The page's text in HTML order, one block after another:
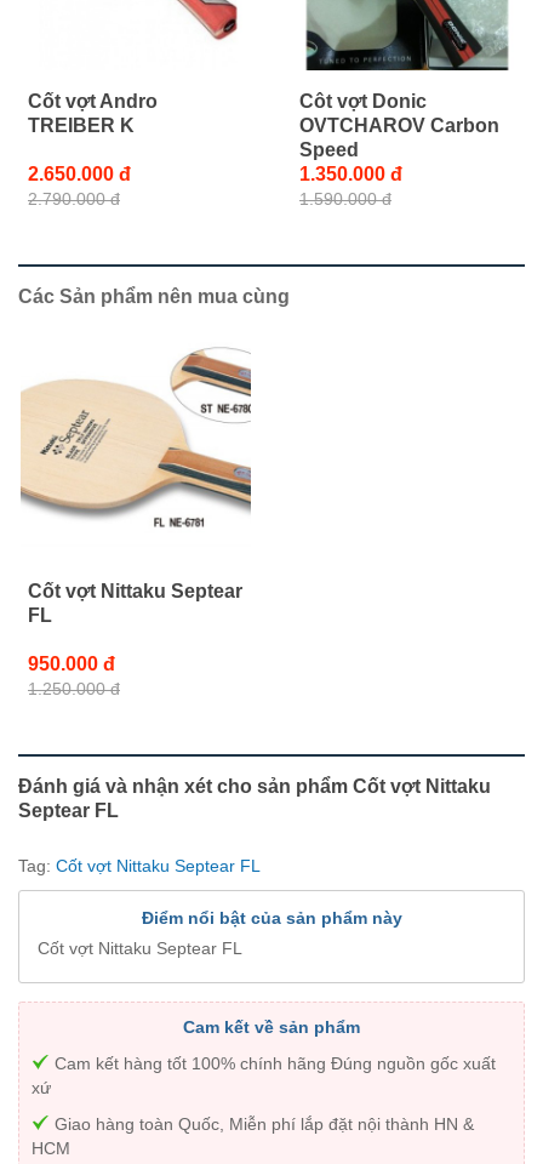
Cốt vợt Andro
TREIBER K
2.650.000 đ
2.790.000 đ
Côt vợt Donic
OVTCHAROV Carbon
Speed
1.350.000 đ
1.590.000 đ
Các Sản phẩm nên mua cùng
Cốt vợt Nittaku Septear
FL
950.000 đ
1.250.000 đ
Đánh giá và nhận xét cho sản phẩm Cốt vợt Nittaku
Septear FL
Tag: Cốt vợt Nittaku Septear FL
Điểm nổi bật của sản phẩm này
Cốt vợt Nittaku Septear FL
Cam kết về sản phẩm
Cam kết hàng tốt 100% chính hãng Đúng nguồn gốc xuất
xứ
Giao hàng toàn Quốc, Miễn phí lắp đặt nội thành HN &
HCM